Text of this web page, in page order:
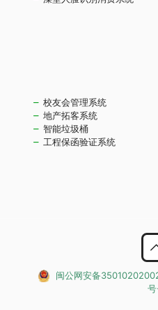
校友会管理系统
地产拓客系统
智能垃圾桶
工程保函验证系统
闽公网安备